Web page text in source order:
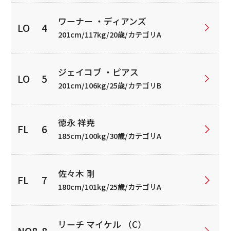
ワーナー ・ディアンズ
201cm/117kg/20歳/カテゴリA
ジェイコブ ・ピアス
201cm/106kg/25歳/カテゴリB
徳永 祥尭
185cm/100kg/30歳/カテゴリA
佐々木 剛
180cm/101kg/25歳/カテゴリA
リーチ マイケル （C）